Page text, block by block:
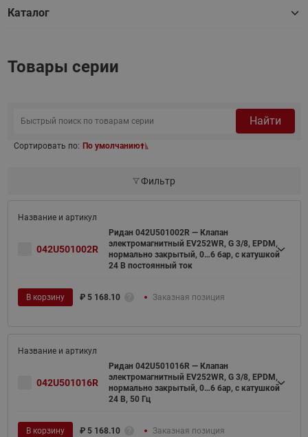
Каталог
Товары серии
Найти
Сортировать по: По умолчанию
Фильтр
042U501002R
Ридан 042U501002R — Клапан
электромагнитный EV252WR, G 3/8, EPDM,
нормально закрытый, 0…6 бар, с катушкой
24 В постоянный ток
В корзину ₽ 5 168.10 Заказная позиция
042U501016R
Ридан 042U501016R — Клапан
электромагнитный EV252WR, G 3/8, EPDM,
нормально закрытый, 0…6 бар, с катушкой
24 В, 50 Гц
В корзину ₽ 5 168.10 Заказная позиция